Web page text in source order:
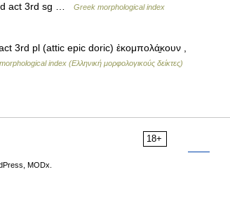
act 3rd sg …
Greek morphological index
3rd pl (attic epic doric) ἐκομπολά̱κουν ,
index (Ελληνική μορφολογικούς δείκτες)
18+
MODx.